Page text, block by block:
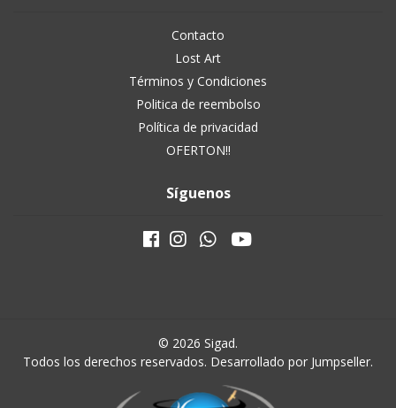
Contacto
Lost Art
Términos y Condiciones
Politica de reembolso
Política de privacidad
OFERTON!!
Síguenos
© 2026 Sigad.
Todos los derechos reservados. Desarrollado por Jumpseller.